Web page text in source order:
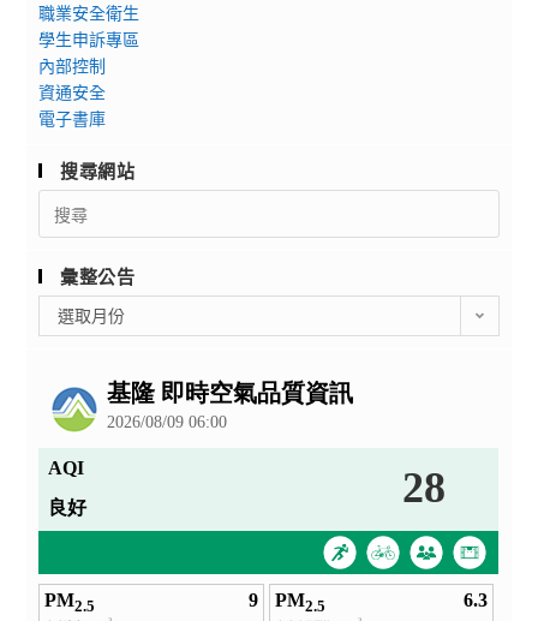
職業安全衛生
學生申訴專區
內部控制
資通安全
電子書庫
搜尋網站
Search
for:
彙整公告
整
選取月份